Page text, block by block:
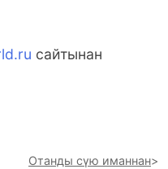
сайтынан
Отанды сүю иманнан